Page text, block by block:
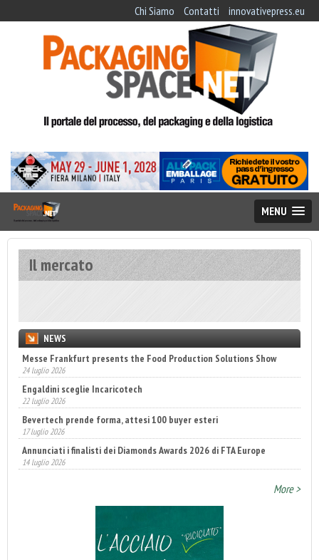
Chi Siamo Contatti innovativepress.eu
MENU
Il mercato
NEWS
Messe Frankfurt presents the Food Production Solutions Show
24 luglio 2026
Engaldini sceglie Incaricotech
22 luglio 2026
Bevertech prende forma, attesi 100 buyer esteri
17 luglio 2026
Annunciati i finalisti dei Diamonds Awards 2026 di FTA Europe
14 luglio 2026
More >